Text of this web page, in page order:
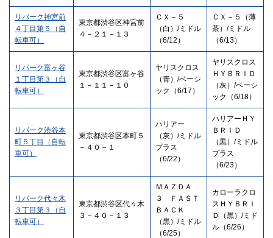
リパーク神宮前
４丁目第５（自
転車可）
東京都渋谷区神宮前
４－２１－１３
ＣＸ－５
（白）/ミドル
（6/12）
ＣＸ－５（薄
茶）/ミドル
（6/13）
リパーク富ヶ谷
１丁目第３（自
転車可）
東京都渋谷区富ヶ谷
１－１１－１０
ヤリスクロス
（青）/ベーシ
ック（6/17）
ヤリスクロス
ＨＹＢＲＩＤ
（灰）/ベーシ
ック（6/18）
リパーク渋谷本
町５丁目（自転
車可）
東京都渋谷区本町５
－４０－１
ハリアー
（灰）/ミドル
プラス
（6/22）
ハリアーＨＹ
ＢＲＩＤ
（黒）/ミドル
プラス
（6/23）
リパーク代々木
３丁目第３（自
転車可）
東京都渋谷区代々木
３－４０－１３
ＭＡＺＤＡ
３ ＦＡＳＴ
ＢＡＣＫ
（黒）/ミドル
（6/25）
カローラクロ
スＨＹＢＲＩ
Ｄ（黒）/ミド
ル（6/26）